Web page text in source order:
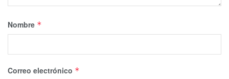
Nombre *
Correo electrónico *